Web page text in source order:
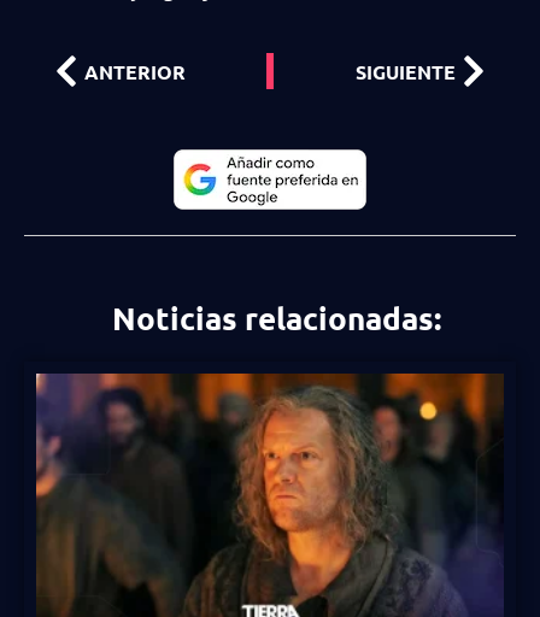
ANTERIOR SIGUIENTE
Noticias relacionadas: